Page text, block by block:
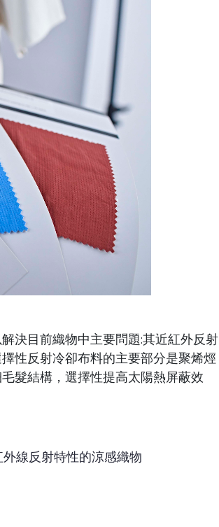
決目前織物中主要問題:其近紅外反射
性反射冷卻布料的主要部分是聚烯烴
髮結構，選擇性提高太陽熱屏蔽效
線反射特性的涼感織物